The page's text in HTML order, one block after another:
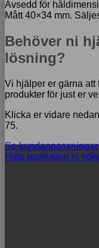
Avsedd för
Mått 40×34 mm.
Behöver ni
lösning?
Vi hjälper er gärna att
produkter för just er
Klicka er vidare
75.
Se kundanpassningar
Hitta produkten ni